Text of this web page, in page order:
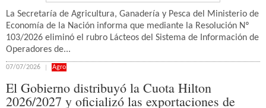
La Secretaría de Agricultura, Ganadería y Pesca del Ministerio de
Economía de la Nación informa que mediante la Resolución Nº
103/2026 eliminó el rubro Lácteos del Sistema de Información de
Operadores de...
07/07/2026 Agro
El Gobierno distribuyó la Cuota Hilton
2026/2027 y oficializó las exportaciones de